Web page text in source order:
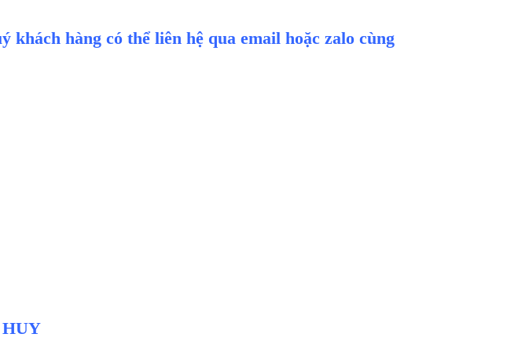
hàng có thể liên hệ qua email hoặc zalo cùng